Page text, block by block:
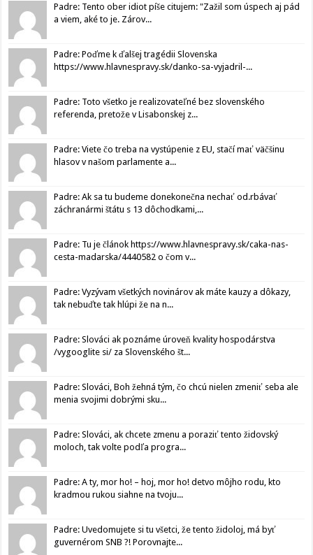
Padre: Tento ober idiot píše citujem: "Zažil som úspech aj pád
a viem, aké to je. Zárov...
Padre: Poďme k ďalšej tragédii Slovenska
https://www.hlavnespravy.sk/danko-sa-vyjadril-...
Padre: Toto všetko je realizovateľné bez slovenského
referenda, pretože v Lisabonskej z...
Padre: Viete čo treba na vystúpenie z EU, stačí mať väčšinu
hlasov v našom parlamente a...
Padre: Ak sa tu budeme donekonečna nechať od.rbávať
záchranármi štátu s 13 dôchodkami,...
Padre: Tu je článok https://www.hlavnespravy.sk/caka-nas-
cesta-madarska/4440582 o čom v...
Padre: Vyzývam všetkých novinárov ak máte kauzy a dôkazy,
tak nebuďte tak hlúpi že na n...
Padre: Slováci ak poznáme úroveň kvality hospodárstva
/vygooglite si/ za Slovenského št...
Padre: Slováci, Boh žehná tým, čo chcú nielen zmeniť seba ale
menia svojimi dobrými sku...
Padre: Slováci, ak chcete zmenu a poraziť tento židovský
moloch, tak volte podľa progra...
Padre: A ty, mor ho! – hoj, mor ho! detvo môjho rodu, kto
kradmou rukou siahne na tvoju...
Padre: Uvedomujete si tu všetci, že tento židoloj, má byť
guvernérom SNB ?! Porovnajte...